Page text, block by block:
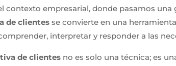
contexto empresarial, donde pasamos
de clientes se convierte en una
interpretar y responder a las
de clientes no es solo una técnica; es